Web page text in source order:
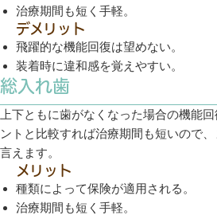
治療期間も短く手軽。
デメリット
飛躍的な機能回復は望めない。
装着時に違和感を覚えやすい。
総入れ歯
上下ともに歯がなくなった場合の機能
ントと比較すれば治療期間も短いので
言えます。
メリット
種類によって保険が適用される。
治療期間も短く手軽。